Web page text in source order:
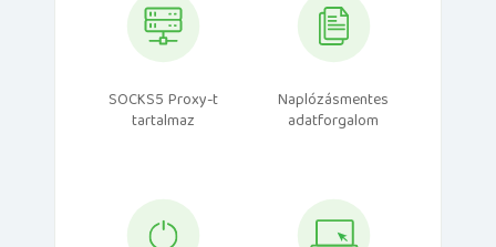
SOCKS5 Proxy-t
tartalmaz
Naplózásmentes
adatforgalom